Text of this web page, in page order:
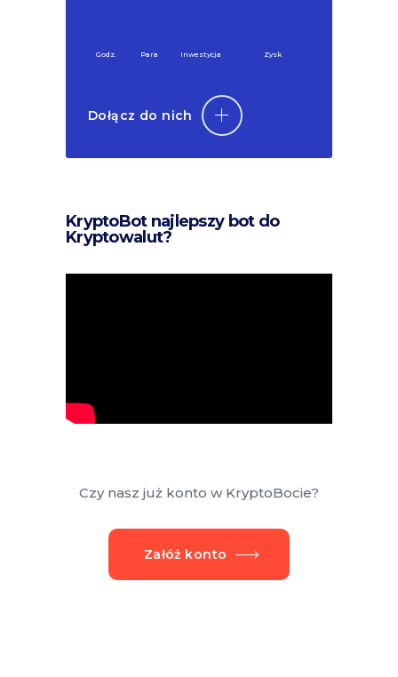
Godz. Para Inwestycja Zysk
Dołącz do nich
KryptoBot najlepszy bot do
Kryptowalut?
Czy nasz już konto w KryptoBocie?
Załóż konto